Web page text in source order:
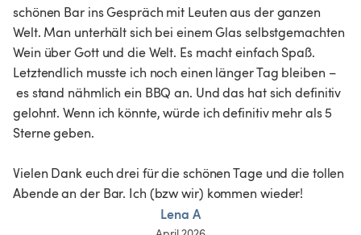
schönen Bar ins Gespräch mit Leuten aus der ganzen
Welt. Man unterhält sich bei einem Glas selbstgemachten
Wein über Gott und die Welt. Es macht einfach Spaß.
Letztendlich musste ich noch einen länger Tag bleiben –
es stand nähmlich ein BBQ an. Und das hat sich definitiv
gelohnt. Wenn ich könnte, würde ich definitiv mehr als 5
Sterne geben.
Vielen Dank euch drei für die schönen Tage und die tollen
Abende an der Bar. Ich (bzw wir) kommen wieder!
Lena A